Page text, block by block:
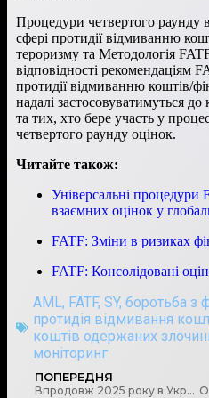
Процедури четвертого раунду
сфері протидії відмиванню
тероризму та Методологія
відповідності рекомендаціям
протидії відмиванню коштів/
надалі застосовуватимуться
та тих, хто бере участь у
четвертого раунду оцінок.
Читайте також:
Універсальні процедури
взаємних оцінок у
FATF: Зміни в ризиках
FATF: Консолідовані
AML, FATF, SY, боротьба з
протидія відмивання
коштів одержаних
моніторинг
ПОПЕРЕДНЯ
Впродовж 2025 року в Україні вже заблоковано 133 нелегальні онлайн-казино